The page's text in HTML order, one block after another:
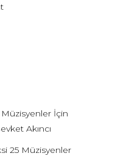
Müzisyenler İçin
Akıncı
25 Müzisyenler